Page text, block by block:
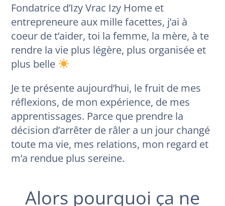
Fondatrice d’Izy Vrac Izy Home et
entrepreneure aux mille facettes, j’ai à
coeur de t’aider, toi la femme, la mère, à te
rendre la vie plus légère, plus organisée et
plus belle
Je te présente aujourd’hui, le fruit de mes
réflexions, de mon expérience, de mes
apprentissages. Parce que prendre la
décision d’arrêter de râler a un jour changé
toute ma vie, mes relations, mon regard et
m’a rendue plus sereine.
Alors pourquoi ça ne